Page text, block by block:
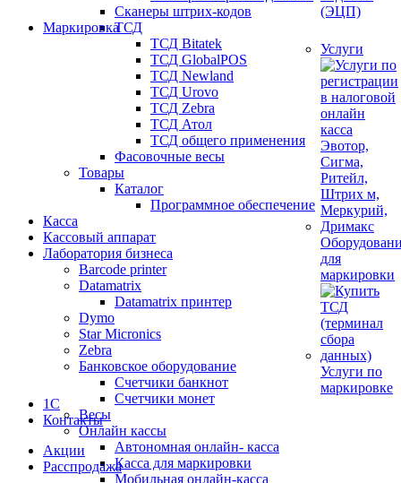
Сканеры штрих-кодов
ТСД
ТСД Bitatek
ТСД GlobalPOS
ТСД Newland
ТСД Urovo
ТСД Zebra
ТСД Атол
ТСД общего применения
Фасовочные весы
Товары
Каталог
Программное обеспечение
Касса
Кассовый аппарат
Лаборатория бизнеса
Barcode printer
Datamatrix
Datamatrix принтер
Dymo
Star Micronics
Zebra
Банковское оборудование
Счетчики банкнот
Счетчики монет
Весы
Онлайн кассы
Автономная онлайн- касса
Касса для маркировки
Мобильная онлайн-касса
(ЭЦП)
Маркировка
Услуги
для
маркировки
Услуги по
маркировке
1С
Контакты
Акции
Расспродажа